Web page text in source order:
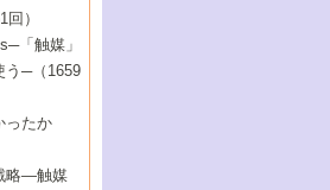
けた重合
媒および
来展望1：
化学の進
未来展望
たな触媒
媒研究
技術の新
セスの新
用
寄与する
回触媒討論
展開
その利用-
）
「触媒」
う─（1659
ったか
略―触媒